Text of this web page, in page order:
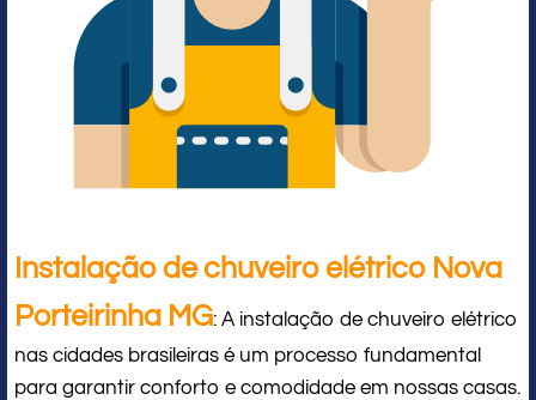
Instalação de chuveiro elétrico Nova
Porteirinha MG: A instalação de chuveiro elétrico
nas cidades brasileiras é um processo fundamental
para garantir conforto e comodidade em nossas casas.